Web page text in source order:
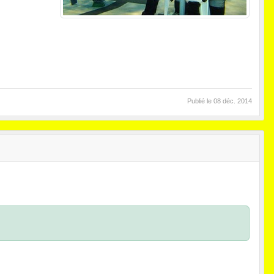
Publié le 08 déc. 2014